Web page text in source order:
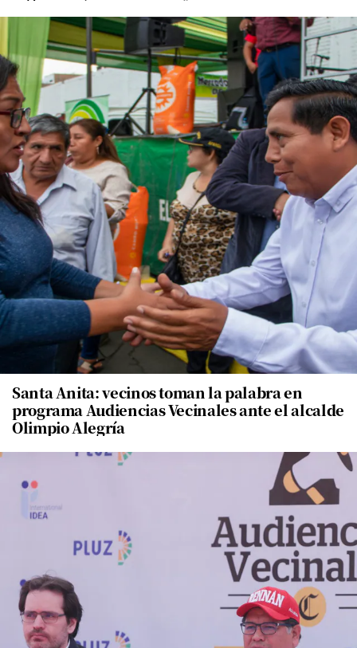
Santa Anita: vecinos toman la palabra en
programa Audiencias Vecinales ante el alcalde
Olimpio Alegría